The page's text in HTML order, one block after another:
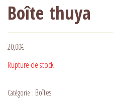
Boîte thuya
20,00€
Rupture de stock
Catégorie : Boîtes